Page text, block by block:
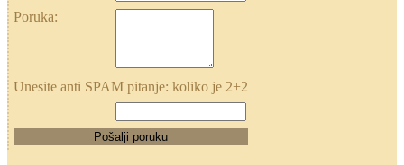
Poruka:
Unesite anti SPAM pitanje: koliko je 2+2